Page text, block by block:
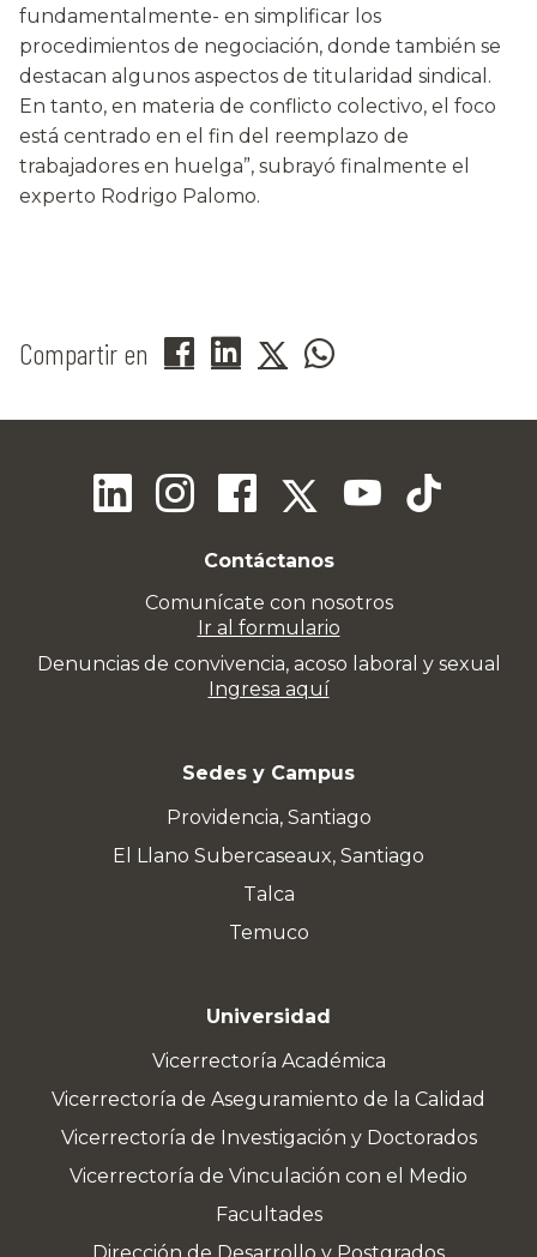
fundamentalmente- en simplificar los
procedimientos de negociación, donde también se
destacan algunos aspectos de titularidad sindical.
En tanto, en materia de conflicto colectivo, el foco
está centrado en el fin del reemplazo de
trabajadores en huelga”, subrayó finalmente el
experto Rodrigo Palomo.
Compartir en
Contáctanos
Comunícate con nosotros
Ir al formulario
Denuncias de convivencia, acoso laboral y sexual
Ingresa aquí
Sedes y Campus
Providencia, Santiago
El Llano Subercaseaux, Santiago
Talca
Temuco
Universidad
Vicerrectoría Académica
Vicerrectoría de Aseguramiento de la Calidad
Vicerrectoría de Investigación y Doctorados
Vicerrectoría de Vinculación con el Medio
Facultades